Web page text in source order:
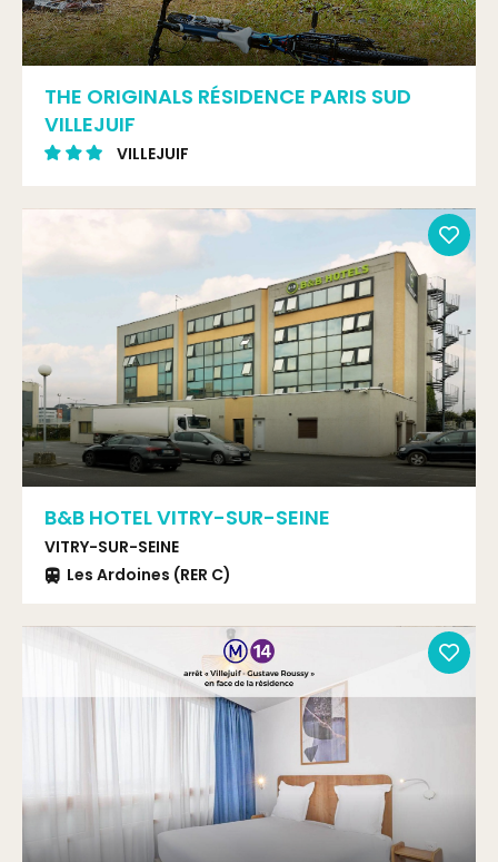
THE ORIGINALS RÉSIDENCE PARIS SUD
VILLEJUIF
VILLEJUIF
B&B HOTEL VITRY-SUR-SEINE
VITRY-SUR-SEINE
Les Ardoines (RER C)